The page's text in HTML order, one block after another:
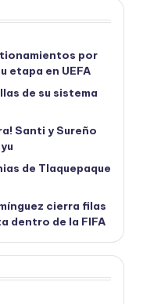
por
etapa en UEFA
de su sistema
Santi y Sureño
de Tlaquepaque
cierra filas
dentro de la FIFA